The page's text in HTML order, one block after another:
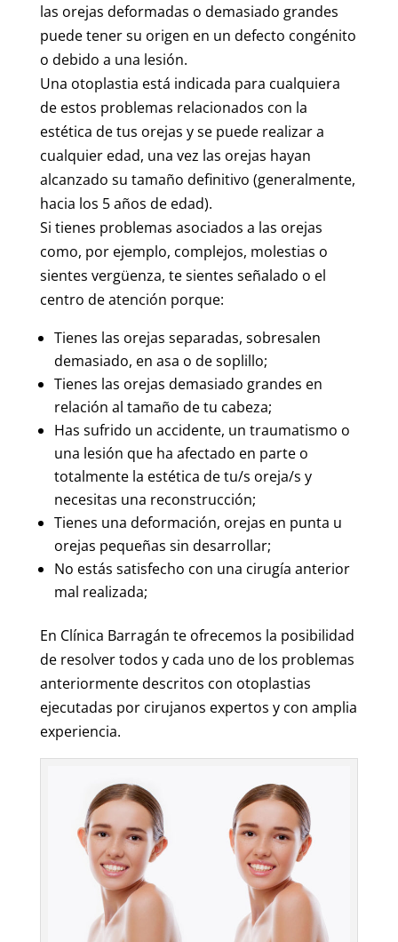
las orejas deformadas o demasiado grandes
puede tener su origen en un defecto congénito
o debido a una lesión.
Una otoplastia está indicada para cualquiera
de estos problemas relacionados con la
estética de tus orejas y se puede realizar a
cualquier edad, una vez las orejas hayan
alcanzado su tamaño definitivo (generalmente,
hacia los 5 años de edad).
Si tienes problemas asociados a las orejas
como, por ejemplo, complejos, molestias o
sientes vergüenza, te sientes señalado o el
centro de atención porque:
Tienes las orejas separadas, sobresalen
demasiado, en asa o de soplillo;
Tienes las orejas demasiado grandes en
relación al tamaño de tu cabeza;
Has sufrido un accidente, un traumatismo o
una lesión que ha afectado en parte o
totalmente la estética de tu/s oreja/s y
necesitas una reconstrucción;
Tienes una deformación, orejas en punta u
orejas pequeñas sin desarrollar;
No estás satisfecho con una cirugía anterior
mal realizada;
En Clínica Barragán te ofrecemos la posibilidad
de resolver todos y cada uno de los problemas
anteriormente descritos con otoplastias
ejecutadas por cirujanos expertos y con amplia
experiencia.